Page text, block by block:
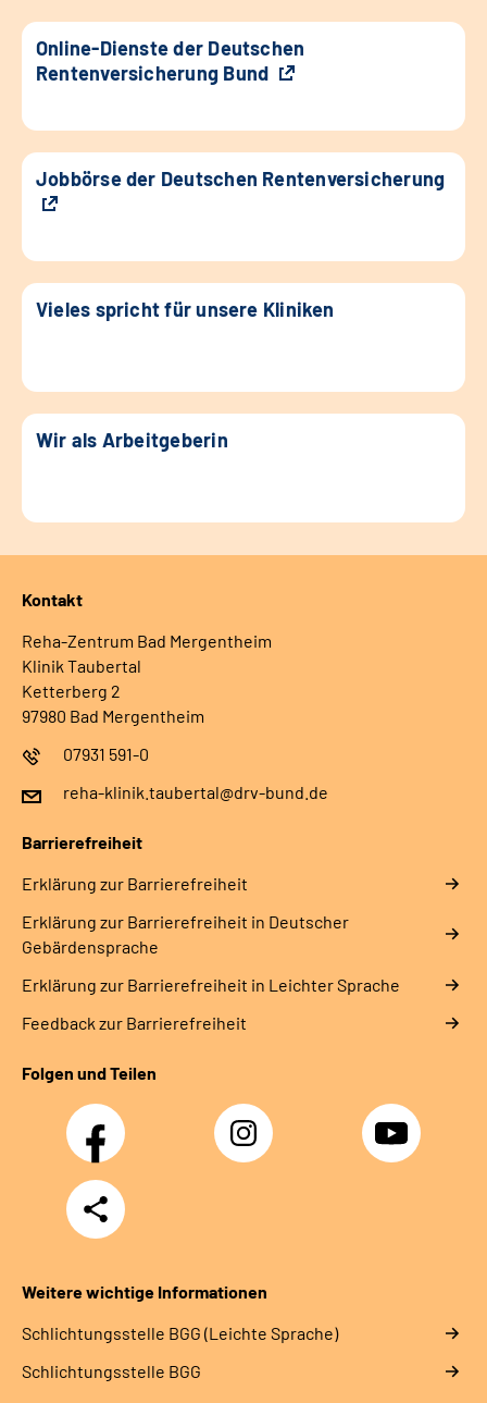
Online-Dienste der Deutschen
Rentenversicherung Bund
Jobbörse der Deutschen Rentenversicherung
Vieles spricht für unsere Kliniken
Wir als Arbeitgeberin
Kontakt
Reha-Zentrum Bad Mergentheim
Klinik Taubertal
Ketterberg 2
97980 Bad Mergentheim
07931 591-0
reha-klinik.taubertal@drv-bund.de
Barrierefreiheit
Erklärung zur Barrierefreiheit
Erklärung zur Barrierefreiheit in Deutscher
Gebärdensprache
Erklärung zur Barrierefreiheit in Leichter Sprache
Feedback zur Barrierefreiheit
Folgen und Teilen
Facebook Instagram YouTube
Teilen
Weitere wichtige Informationen
Schlich­tungs­stel­le BGG (Leichte Sprache)
Schlich­tungs­stel­le BGG